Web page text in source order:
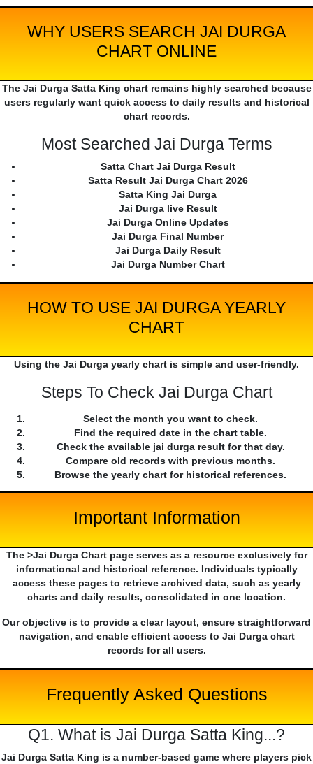
WHY USERS SEARCH JAI DURGA
CHART ONLINE
The Jai Durga Satta King chart remains highly searched because
users regularly want quick access to daily results and historical
chart records.
Most Searched Jai Durga Terms
Satta Chart Jai Durga Result
Satta Result Jai Durga Chart 2026
Satta King Jai Durga
Jai Durga live Result
Jai Durga Online Updates
Jai Durga Final Number
Jai Durga Daily Result
Jai Durga Number Chart
HOW TO USE JAI DURGA YEARLY
CHART
Using the Jai Durga yearly chart is simple and user-friendly.
Steps To Check Jai Durga Chart
Select the month you want to check.
Find the required date in the chart table.
Check the available jai durga result for that day.
Compare old records with previous months.
Browse the yearly chart for historical references.
Important Information
The >Jai Durga Chart page serves as a resource exclusively for
informational and historical reference. Individuals typically
access these pages to retrieve archived data, such as yearly
charts and daily results, consolidated in one location.
Our objective is to provide a clear layout, ensure straightforward
navigation, and enable efficient access to Jai Durga chart
records for all users.
Frequently Asked Questions
Q1. What is Jai Durga Satta King...?
Jai Durga Satta King is a number-based game where players pick